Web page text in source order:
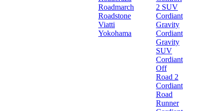
Roadmarch
Roadstone
Viatti
Yokohama
2 SUV
Cordiant
Gravity
Cordiant
Gravity
SUV
Cordiant
Off
Road 2
Cordiant
Road
Runner